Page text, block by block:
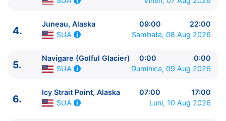
ITINERARIU
4.
Juneau, Alaska 09:00
22:00
SUA
Sambata, 08 Aug 2026
5.
Navigare (Golful Glacier) 0:00
0:00
SUA
Duminica, 09 Aug 2026
6.
Icy Strait Point, Alaska 07:00
17:00
SUA
Luni, 10 Aug 2026